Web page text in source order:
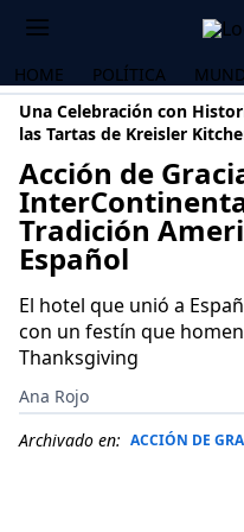
HOME POLÍTICA
Una Celebración con
las Tartas de Kreisler
Acción de
Tradición
Español
El hotel que unió a
con un festín que
Thanksgiving
Ana Rojo
Archivado en: ACCIÓN DE